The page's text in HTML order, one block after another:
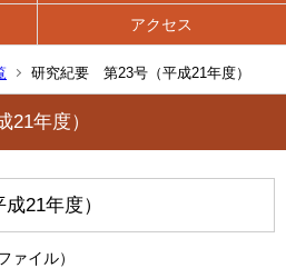
アクセス
研究紀要 第23号（平成21年度）
年度）
21年度）
イル）